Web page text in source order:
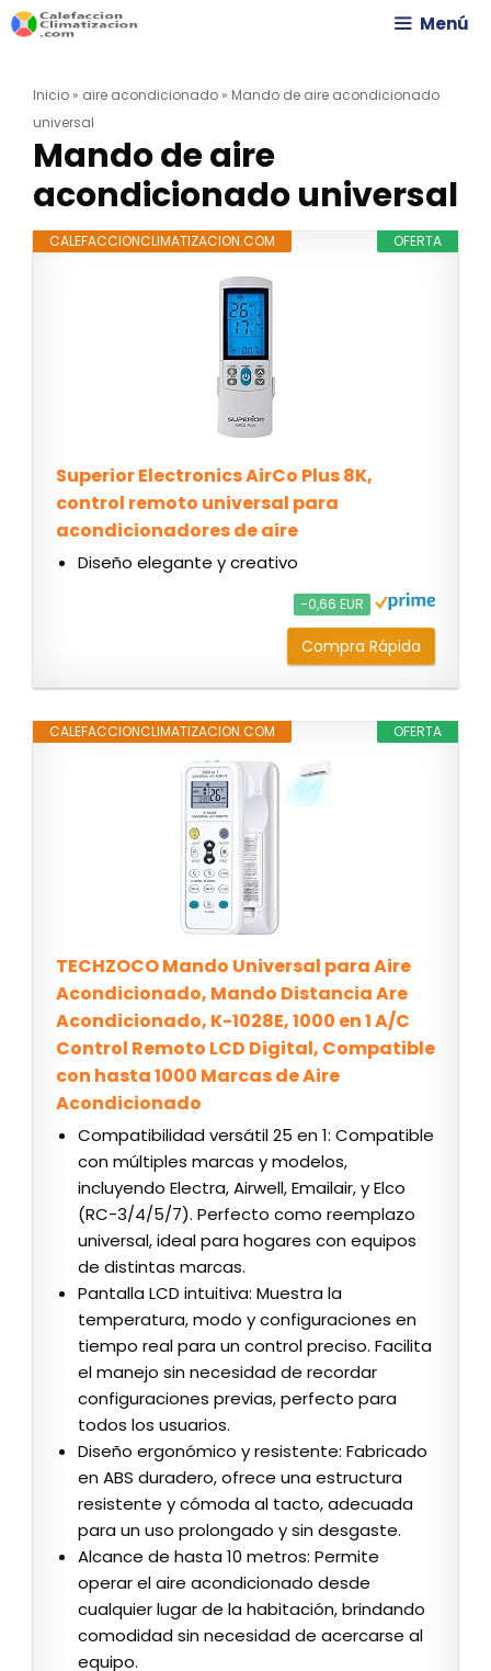
Saltar
contenido
Menú
Inicio » aire acondicionado » Mando de aire acondicionado
universal
Mando de aire
acondicionado universal
OFERTA
CALEFACCIONCLIMATIZACION.COM
Superior Electronics AirCo Plus 8K,
control remoto universal para
acondicionadores de aire
Diseño elegante y creativo
−0,66 EUR
Compra Rápida
OFERTA
CALEFACCIONCLIMATIZACION.COM
TECHZOCO Mando Universal para Aire
Acondicionado, Mando Distancia Are
Acondicionado, K-1028E, 1000 en 1 A/C
Control Remoto LCD Digital, Compatible
con hasta 1000 Marcas de Aire
Acondicionado
Compatibilidad versátil 25 en 1: Compatible
con múltiples marcas y modelos,
incluyendo Electra, Airwell, Emailair, y Elco
(RC-3/4/5/7). Perfecto como reemplazo
universal, ideal para hogares con equipos
de distintas marcas.
Pantalla LCD intuitiva: Muestra la
temperatura, modo y configuraciones en
tiempo real para un control preciso. Facilita
el manejo sin necesidad de recordar
configuraciones previas, perfecto para
todos los usuarios.
Diseño ergonómico y resistente: Fabricado
en ABS duradero, ofrece una estructura
resistente y cómoda al tacto, adecuada
para un uso prolongado y sin desgaste.
Alcance de hasta 10 metros: Permite
operar el aire acondicionado desde
cualquier lugar de la habitación, brindando
comodidad sin necesidad de acercarse al
equipo.